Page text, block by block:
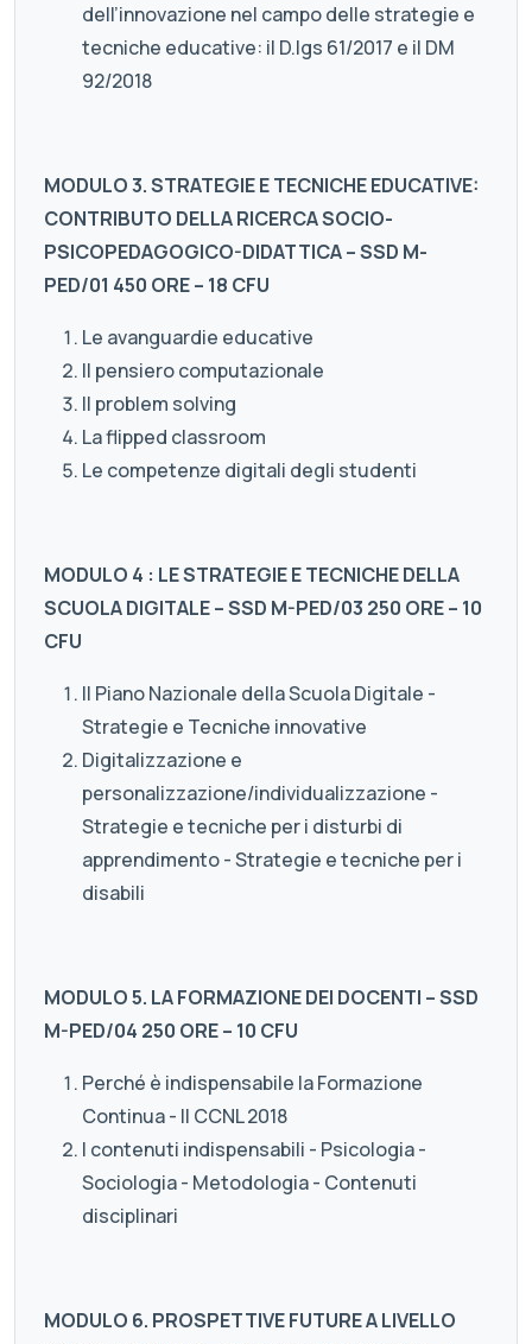
dell’innovazione nel campo delle strategie e
tecniche educative: il D.lgs 61/2017 e il DM
92/2018
MODULO 3. STRATEGIE E TECNICHE EDUCATIVE:
CONTRIBUTO DELLA RICERCA SOCIO-
PSICOPEDAGOGICO-DIDATTICA – SSD M-
PED/01 450 ORE – 18 CFU
Le avanguardie educative
Il pensiero computazionale
Il problem solving
La flipped classroom
Le competenze digitali degli studenti
MODULO 4 : LE STRATEGIE E TECNICHE DELLA
SCUOLA DIGITALE – SSD M-PED/03 250 ORE – 10
CFU
Il Piano Nazionale della Scuola Digitale -
Strategie e Tecniche innovative
Digitalizzazione e
personalizzazione/individualizzazione -
Strategie e tecniche per i disturbi di
apprendimento - Strategie e tecniche per i
disabili
MODULO 5. LA FORMAZIONE DEI DOCENTI – SSD
M-PED/04 250 ORE – 10 CFU
Perché è indispensabile la Formazione
Continua - Il CCNL 2018
I contenuti indispensabili - Psicologia -
Sociologia - Metodologia - Contenuti
disciplinari
MODULO 6. PROSPETTIVE FUTURE A LIVELLO